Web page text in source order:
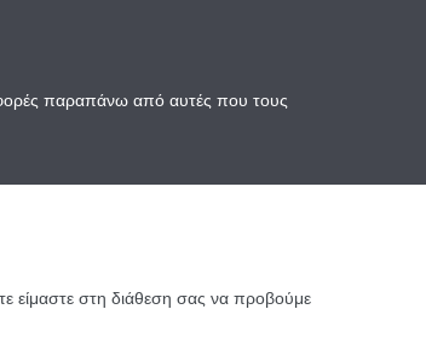
παραπάνω από αυτές που τους
είμαστε στη διάθεση σας να προβούμε